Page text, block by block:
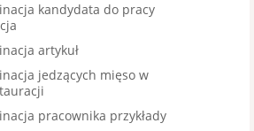
kandydata do pracy
artykuł
jedzących mięso w
pracownika przykłady